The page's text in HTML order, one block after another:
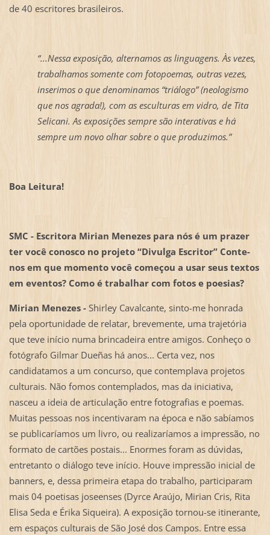
de 40 escritores brasileiros.
“...Nessa exposição, alternamos as linguagens. Às vezes,
trabalhamos somente com fotopoemas, outras vezes,
inserimos o que denominamos “triálogo” (neologismo
que nos agrada!), com as esculturas em vidro, de Tita
Selicani. As exposições sempre são interativas e há
sempre um novo olhar sobre o que produzimos.”
Boa Leitura!
SMC - Escritora Mirian Menezes para nós é um prazer
ter você conosco no projeto “Divulga Escritor” Conte-
nos em que momento você começou a usar seus textos
em eventos? Como é trabalhar com fotos e poesias?
Mirian Menezes -Shirley Cavalcante, sinto-me honrada
pela oportunidade de relatar, brevemente, uma trajetória
que teve início numa brincadeira entre amigos. Conheço o
fotógrafo Gilmar Dueñas há anos... Certa vez, nos
candidatamos a um concurso, que contemplava projetos
culturais. Não fomos contemplados, mas da iniciativa,
nasceu a ideia de articulação entre fotografias e poemas.
Muitas pessoas nos incentivaram na época e não sabíamos
se publicaríamos um livro, ou realizaríamos a impressão, no
formato de cartões postais... Enormes foram as dúvidas,
entretanto o diálogo teve início. Houve impressão inicial de
banners, e, dessa primeira etapa do trabalho, participaram
mais 04 poetisas joseenses (Dyrce Araújo, Mirian Cris, Rita
Elisa Seda e Érika Siqueira). A exposição tornou-se itinerante,
em espaços culturais de São José dos Campos. Entre essa